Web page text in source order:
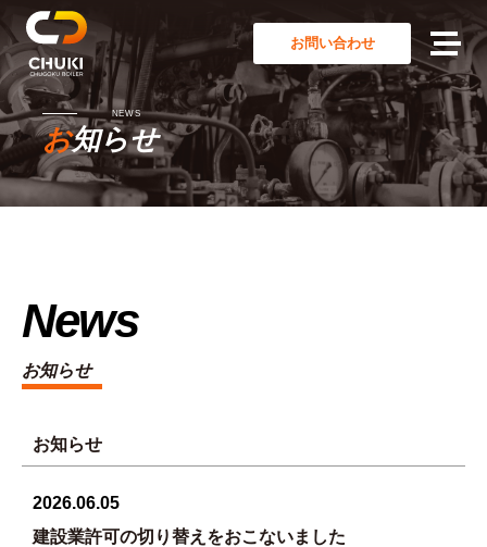
お問い合わせ
NEWS
お知らせ
News
お知らせ
お知らせ
2026.06.05
建設業許可の切り替えをおこないました